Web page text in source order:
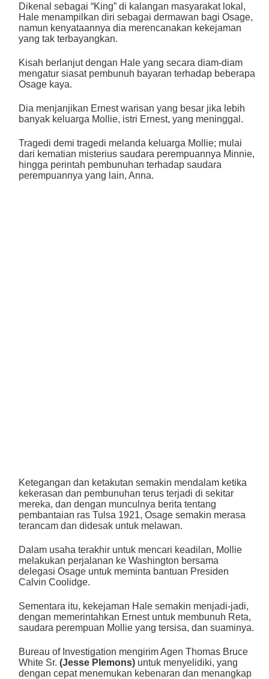
Dikenal sebagai “King” di kalangan masyarakat lokal,
Hale menampilkan diri sebagai dermawan bagi Osage,
namun kenyataannya dia merencanakan kekejaman
yang tak terbayangkan.
Kisah berlanjut dengan Hale yang secara diam-diam
mengatur siasat pembunuh bayaran terhadap beberapa
Osage kaya.
Dia menjanjikan Ernest warisan yang besar jika lebih
banyak keluarga Mollie, istri Ernest, yang meninggal.
Tragedi demi tragedi melanda keluarga Mollie; mulai
dari kematian misterius saudara perempuannya Minnie,
hingga perintah pembunuhan terhadap saudara
perempuannya yang lain, Anna.
Ketegangan dan ketakutan semakin mendalam ketika
kekerasan dan pembunuhan terus terjadi di sekitar
mereka, dan dengan munculnya berita tentang
pembantaian ras Tulsa 1921, Osage semakin merasa
terancam dan didesak untuk melawan.
Dalam usaha terakhir untuk mencari keadilan, Mollie
melakukan perjalanan ke Washington bersama
delegasi Osage untuk meminta bantuan Presiden
Calvin Coolidge.
Sementara itu, kekejaman Hale semakin menjadi-jadi,
dengan memerintahkan Ernest untuk membunuh Reta,
saudara perempuan Mollie yang tersisa, dan suaminya.
Bureau of Investigation mengirim Agen Thomas Bruce
White Sr. (Jesse Plemons) untuk menyelidiki, yang
dengan cepat menemukan kebenaran dan menangkap